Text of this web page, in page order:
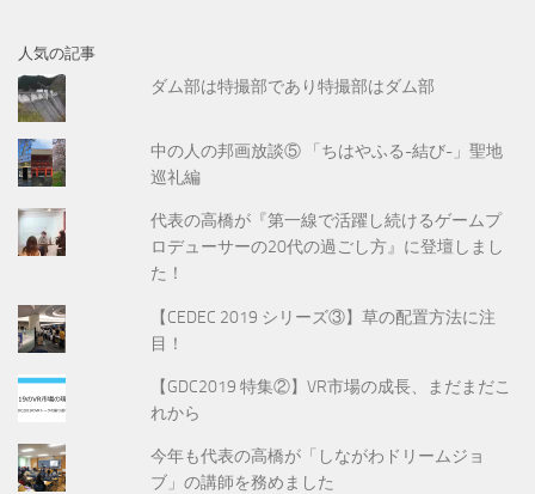
人気の記事
ダム部は特撮部であり特撮部はダム部
中の人の邦画放談⑤ 「ちはやふる-結び-」聖地
巡礼編
代表の高橋が『第一線で活躍し続けるゲームプ
ロデューサーの20代の過ごし方』に登壇しまし
た！
【CEDEC 2019 シリーズ③】草の配置方法に注
目！
【GDC2019 特集②】VR市場の成長、まだまだこ
れから
今年も代表の高橋が「しながわドリームジョ
ブ」の講師を務めました